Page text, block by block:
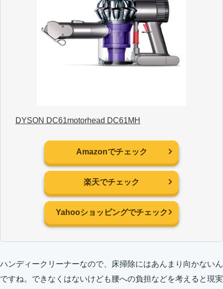
DYSON DC61motorhead DC61MH
Amazonでチェック
楽天でチェック
Yahooショッピングでチェック
ハンディークリーナーなので、床掃除にはあんまり向かないん
ですね。できなくはないけども腰への負担などを考えると現実